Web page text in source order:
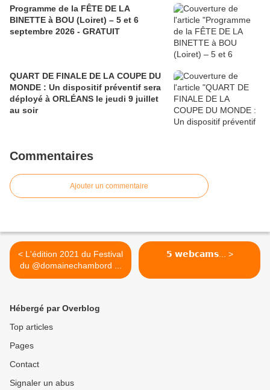
Programme de la FÊTE DE LA
BINETTE à BOU (Loiret) – 5 et 6
septembre 2026 - GRATUIT
QUART DE FINALE DE LA COUPE DU
MONDE : Un dispositif préventif sera
déployé à ORLÉANS le jeudi 9 juillet
au soir
Commentaires
Ajouter un commentaire
< L'édition 2021 du Festival
du @domainechambord ...
𝟱 𝘄𝗲𝗯𝗰𝗮𝗺𝘀... >
Hébergé par Overblog
Top articles
Pages
Contact
Signaler un abus